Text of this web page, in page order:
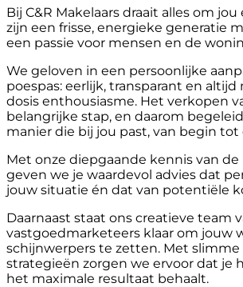
Bij C&R Makelaars draait alles om
zijn een frisse, energieke generatie
een passie voor mensen en de
We geloven in een persoonlijke
poespas: eerlijk, transparant en
dosis enthousiasme. Het verkopen
belangrijke stap, en daarom
manier die bij jou past, van begin tot
Met onze diepgaande kennis van
geven we je waardevol advies dat
jouw situatie én dat van potentiële
Daarnaast staat ons creatieve team
vastgoedmarketeers klaar om jouw
schijnwerpers te zetten. Met
strategieën zorgen we ervoor dat je
het maximale resultaat behaalt.